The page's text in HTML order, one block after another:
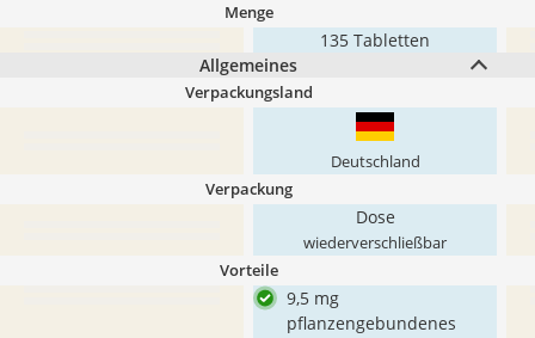
Menge
135 Tabletten
Allgemeines
Verpackungsland
Deutschland
Verpackung
Dose
wiederverschließbar
Vorteile
9,5 mg
pflanzengebundenes